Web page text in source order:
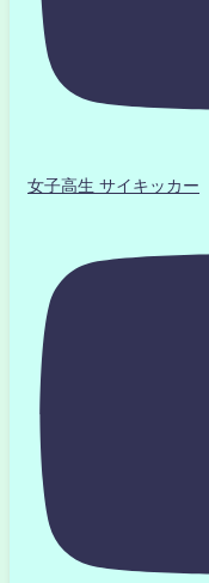
女子高生 サイキッカー